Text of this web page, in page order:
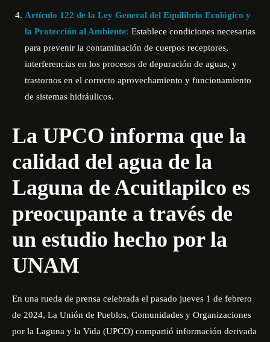
Artículo 122 de la Ley General del Equilibrio Ecológico y
la Protección al Ambiente: Establece condiciones necesarias
para prevenir la contaminación de cuerpos receptores,
interferencias en los procesos de depuración de aguas, y
trastornos en el correcto aprovechamiento y funcionamiento
de sistemas hidráulicos.
La UPCO informa que la
calidad del agua de la
Laguna de Acuitlapilco es
preocupante a través de
un estudio hecho por la
UNAM
En una rueda de prensa celebrada el pasado jueves 1 de febrero
de 2024, La Unión de Pueblos, Comunidades y Organizaciones
por la Laguna y la Vida (UPCO) compartió información derivada